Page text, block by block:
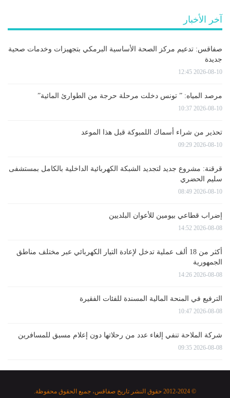
آخر الأخبار
صفاقس: تدعيم مركز الصحة الأساسية البرمكي بتجهيزات وخدمات صحية
جديدة
2026-08-10 12:45
مرصد المياه: ” تونس دخلت مرحلة حرجة من الطوارئ المائية”
2026-08-10 10:37
تحذير من شراء أسماك اللمبوكة قبل هذا الموعد
2026-08-10 09:29
قرقنة: مشروع جديد لتجديد الشبكة الكهربائية الداخلية بالكامل بمستشفى
سليم الحضري
2026-08-10 08:49
إضراب قطاعي بيومين للأعوان البلديين
2026-08-08 14:52
أكثر من 18 ألف عملية تدخل لإعادة التيار الكهربائي عبر مختلف مناطق
الجمهورية
2026-08-08 14:26
الترفيع في المنحة المالية المسندة للفئات الفقيرة
2026-08-08 10:47
شركة الملاحة تنفي إلغاء عدد من رحلاتها دون إعلام مسبق للمسافرين
2026-08-08 09:35
© 2012-2024 حقوق النشر تاريخ صفاقس، جميع الحقوق محفوظة.